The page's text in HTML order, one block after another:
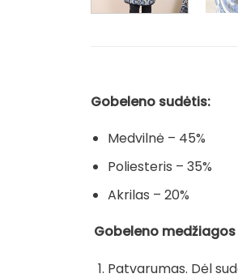
Gobeleno sudėtis:
Medvilnė – 45%
Poliesteris – 35%
Akrilas – 20%
Gobeleno
Patvarumas. Dėl